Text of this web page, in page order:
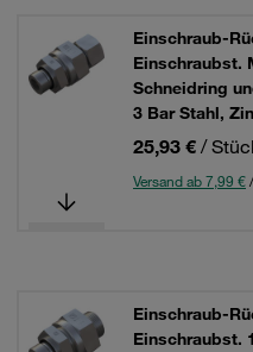
Einschraub-
Einschraubst.
Schneidring
3 Bar Stahl,
25,93 € /
Versand ab 7,99 €
Einschraub-
Einschraubst.